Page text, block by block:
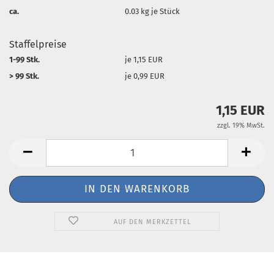
ca.
0.03 kg je Stück
Staffelpreise
1-99 Stk.
je 1,15 EUR
> 99 Stk.
je 0,99 EUR
1,15 EUR
zzgl. 19% MwSt.
AUF DEN MERKZETTEL